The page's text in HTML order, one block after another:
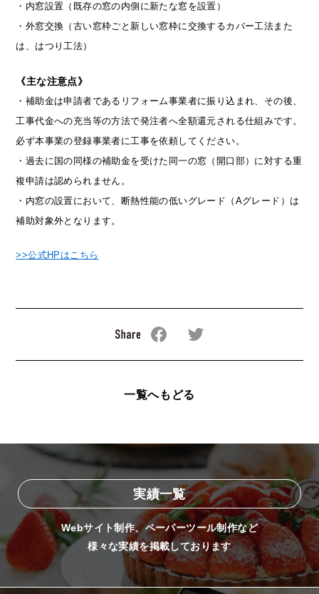
・内窓設置（既存の窓の内側に新たな窓を設置）
・外窓交換（古い窓枠ごと新しい窓枠に交換するカバー工法また
は、はつり工法）
《主な注意点》
・補助金は申請者であるリフォーム事業者に振り込まれ、その後、
工事代金への充当等の方法で発注者へ全額還元される仕組みです。
必ず本事業の登録事業者に工事を依頼してください。
・過去に国の同様の補助金を受けた同一の窓（開口部）に対する重
複申請は認められません。
・内窓の設置において、断熱性能の低いグレード（Aグレード）は
補助対象外となります。
>>公式HPはこちら
Facebookでシェアする
Twitterでシェアする
一覧へもどる
実績一覧
Webサイト制作、ペーパーツール制作など
様々な実績を掲載しております